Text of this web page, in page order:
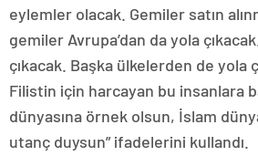
eylemler olacak. Gemiler satın
gemiler Avrupa’dan da yola
çıkacak. Başka ülkelerden de yola
Filistin için harcayan bu insanlara
dünyasına örnek olsun, İslam
utanç duysun” ifadelerini kullandı.